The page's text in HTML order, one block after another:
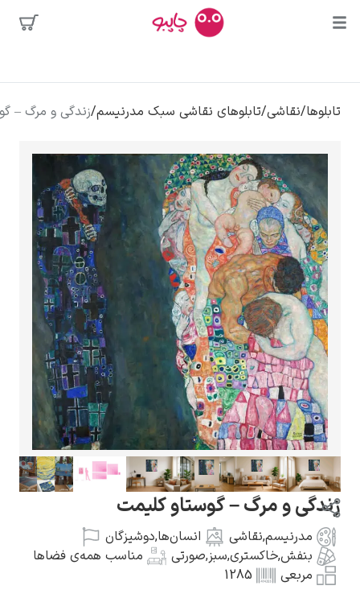
دالی
محبوب‌ترین
هنرمندان
کلود مونه
ونسان ون گوگ
گوستاو کلیمت
ادوارد مونک
/تابلوهای نقاشی سبک مدرنیسم/زندگی و مرگ – گوستاو کلیمت
و مرگ – گوستاو کلیمت
,نقاشی انسان‌ها,دوشیزگان
خاکستری,سبز,صورتی
مناسب همه‌ی فضاها
1285